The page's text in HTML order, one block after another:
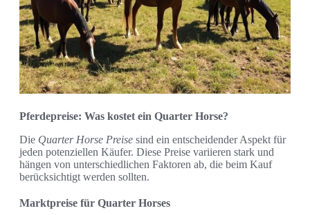
Pferdepreise: Was kostet ein Quarter Horse?
Die Quarter Horse Preise sind ein entscheidender Aspekt für
jeden potenziellen Käufer. Diese Preise variieren stark und
hängen von unterschiedlichen Faktoren ab, die beim Kauf
berücksichtigt werden sollten.
Marktpreise für Quarter Horses